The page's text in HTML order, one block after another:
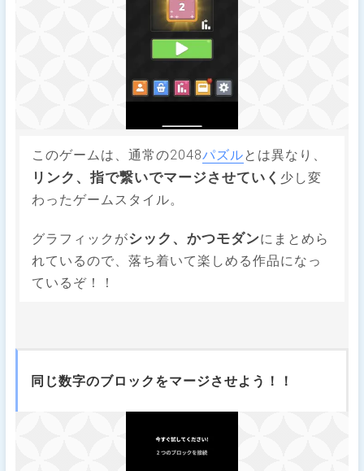
このゲームは、通常の2048パズルとは異なり、
リンク、指で繋いでマージさせていく 少し変
わったゲームスタイル。
グラフィックがシック、かつモダンにまとめら
れているので、落ち着いて楽しめる作品になっ
ているぞ！！
同じ数字のブロックをマージさせよう！！